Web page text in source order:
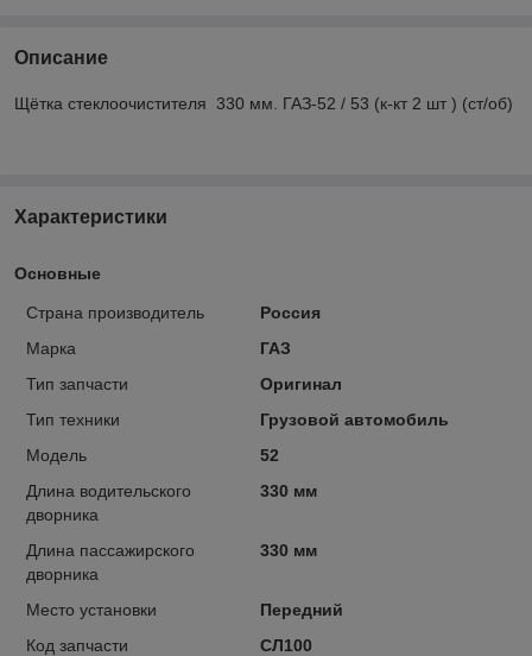
Описание
Щётка стеклоочистителя 330 мм. ГАЗ-52 / 53 (к-кт 2 шт ) (ст/об)
Характеристики
Основные
Страна производитель
Россия
Марка
ГАЗ
Тип запчасти
Оригинал
Тип техники
Грузовой автомобиль
Модель
52
Длина водительского
дворника
330 мм
Длина пассажирского
дворника
330 мм
Место установки
Передний
Код запчасти
СЛ100